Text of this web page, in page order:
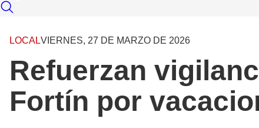
LOCALVIERNES, 27 DE MARZO DE 2026
Refuerzan
Fortín por